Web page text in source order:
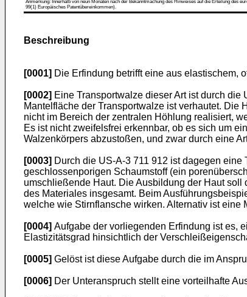
Anmerkung: Innerhalb von neun Monaten nach der Bekanntmachung des Hinweises auf die Erteilung des
99(1) Europäisches Patentübereinkommen).
Beschreibung
[0001] Die Erfindung betrifft eine aus elastischem,
[0002] Eine Transportwalze dieser Art ist durch
Mantelfläche der Transportwalze ist verhautet.
nicht im Bereich der zentralen Höhlung realisiert,
Es ist nicht zweifelsfrei erkennbar, ob es sich um
Walzenkörpers abzustoßen, und zwar durch eine
[0003] Durch die US-A-3 711 912 ist dagegen
geschlossenporigen Schaumstoff (ein
umschließende Haut. Die Ausbildung der Haut
des Materiales insgesamt. Beim
welche wie Stirnflansche wirken. Alternativ ist
[0004] Aufgabe der vorliegenden Erfindung ist es,
Elastizitätsgrad hinsichtlich der
[0005] Gelöst ist diese Aufgabe durch die im
[0006] Der Unteranspruch stellt eine vorteilhafte